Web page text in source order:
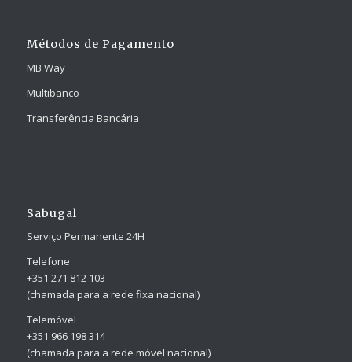
Métodos de Pagamento
MB Way
Multibanco
Transferência Bancária
Sabugal
Serviço Permanente 24H
Telefone
+351 271 812 103
(chamada para a rede fixa nacional)
Telemóvel
+351 966 198 314
(chamada para a rede móvel nacional)